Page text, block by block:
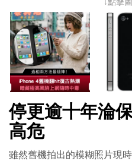
停更逾十年淪
高危
雖然舊機拍出的模糊照片現